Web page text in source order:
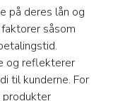
på deres lån og
såsom
og reflekterer
til kunderne. For
produkter